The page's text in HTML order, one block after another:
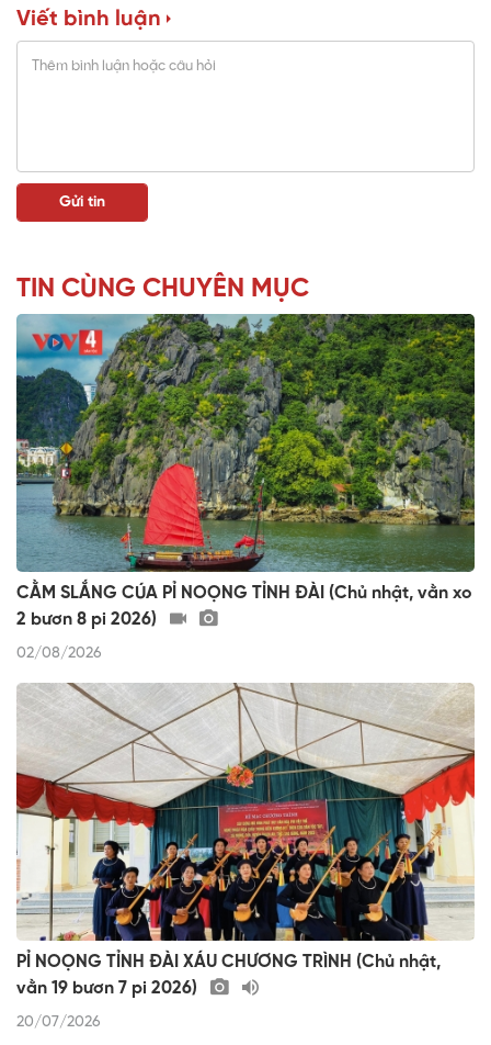
Viết bình luận
TIN CÙNG CHUYÊN MỤC
CẰM SLẮNG CÚA PỈ NOỌNG TỈNH ĐÀI (Chủ nhật, vằn xo
2 bươn 8 pi 2026)
02/08/2026
PỈ NOỌNG TỈNH ĐÀI XÁU CHƯƠNG TRÌNH (Chủ nhật,
vằn 19 bươn 7 pi 2026)
20/07/2026